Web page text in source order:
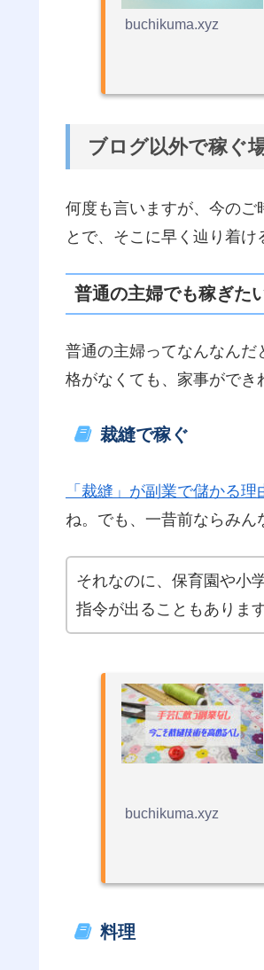
buchikuma.xyz
ブログ以外で稼ぐ
何度も言いますが、今のご
とで、そこに早く辿り着け
普通の主婦でも稼ぎた
普通の主婦ってなんなん
格がなくても、家事ができ
裁縫で稼ぐ
「裁縫」が副業で儲かる理
ね。でも、一昔前ならみん
それなのに、保育園や小
指令が出ることもありま
buchikuma.xyz
料理